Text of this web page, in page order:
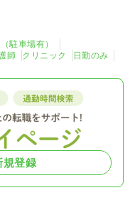
駐車場有）
師 クリニック 日勤のみ
規登録